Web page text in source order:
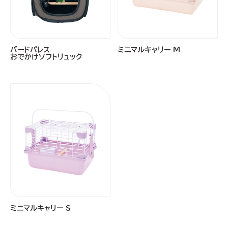
バードパレス
おでかけソフトリュック
ミニマルキャリー M
ミニマルキャリー S